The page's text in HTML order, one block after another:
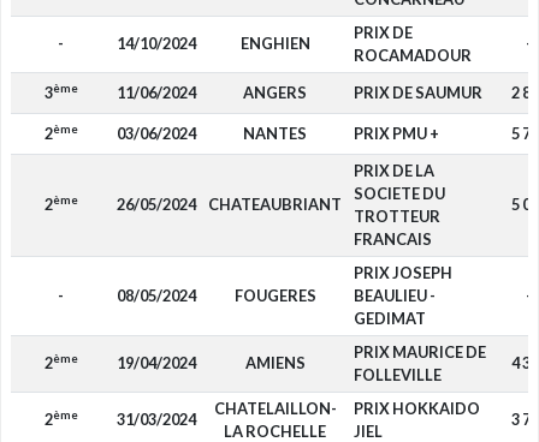
- 14/10/2024 ENGHIEN
PRIX DE
ROCAMADOUR
-
3ème 11/06/2024 ANGERS PRIX DE SAUMUR 2
2ème 03/06/2024 NANTES PRIX PMU + 5
2ème 26/05/2024 CHATEAUBRIANT
PRIX DE LA
SOCIETE DU
TROTTEUR
FRANCAIS
5
- 08/05/2024 FOUGERES
PRIX JOSEPH
BEAULIEU -
GEDIMAT
-
2ème 19/04/2024 AMIENS
PRIX MAURICE DE
FOLLEVILLE
4
2ème 31/03/2024
CHATELAILLON-
LA ROCHELLE
PRIX HOKKAIDO
JIEL
3